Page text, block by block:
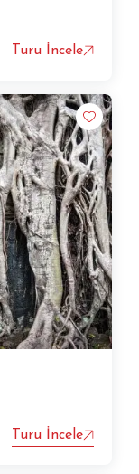
Turu İncele
Turu İncele